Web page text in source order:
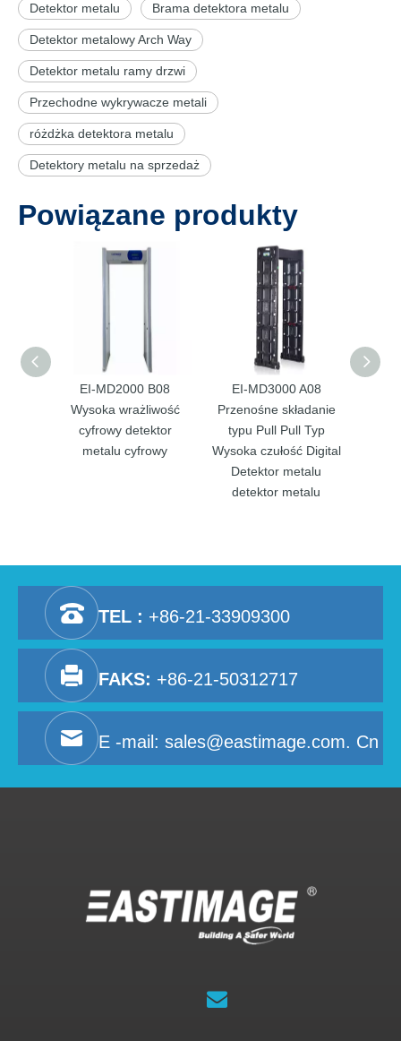
Detektor metalu Brama detektora metalu
Detektor metalowy Arch Way
Detektor metalu ramy drzwi
Przechodne wykrywacze metali
różdżka detektora metalu
Detektory metalu na sprzedaż
Powiązane produkty
EI-MD2000 B08
Wysoka wrażliwość
cyfrowy detektor
metalu cyfrowy
EI-MD3000 A08
Przenośne składanie
typu Pull Pull Typ
Wysoka czułość Digital
Detektor metalu
detektor metalu
TEL : +86-21-33909300
FAKS: +86-21-50312717
E -mail: sales@eastimage.com. Cn